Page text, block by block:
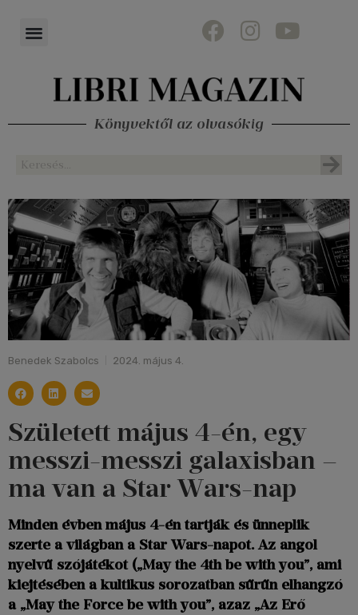
Könyvektől az olvasókig
Benedek Szabolcs 2024. május 4.
Született május 4-én, egy
messzi-messzi galaxisban –
ma van a Star Wars-nap
Minden évben május 4-én tartják és ünneplik
szerte a világban a Star Wars-napot. Az angol
nyelvű szójátékot („May the 4th be with you”, ami
kiejtésében a kultikus sorozatban sűrűn elhangzó
a „May the Force be with you”, azaz „Az Erő